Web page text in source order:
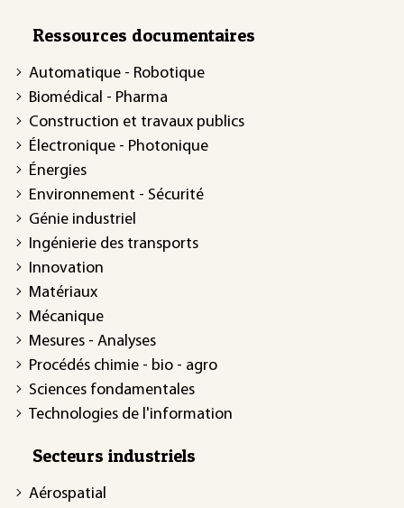
Ressources documentaires
Automatique - Robotique
Biomédical - Pharma
Construction et travaux publics
Électronique - Photonique
Énergies
Environnement - Sécurité
Génie industriel
Ingénierie des transports
Innovation
Matériaux
Mécanique
Mesures - Analyses
Procédés chimie - bio - agro
Sciences fondamentales
Technologies de l'information
Secteurs industriels
Aérospatial